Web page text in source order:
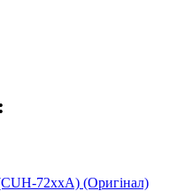
72xxA) (Оригінал)